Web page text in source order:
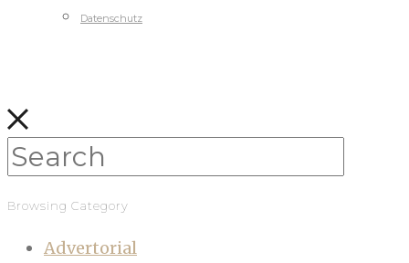
Datenschutz
Browsing Category
Advertorial